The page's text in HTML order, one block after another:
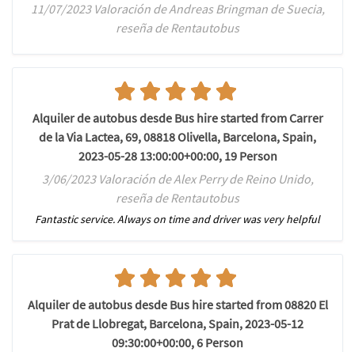
11/07/2023 Valoración de Andreas Bringman de Suecia,
reseña de Rentautobus
Alquiler de autobus desde Bus hire started from Carrer
de la Via Lactea, 69, 08818 Olivella, Barcelona, Spain,
2023-05-28 13:00:00+00:00, 19 Person
3/06/2023 Valoración de Alex Perry de Reino Unido,
reseña de Rentautobus
Fantastic service. Always on time and driver was very helpful
Alquiler de autobus desde Bus hire started from 08820 El
Prat de Llobregat, Barcelona, Spain, 2023-05-12
09:30:00+00:00, 6 Person